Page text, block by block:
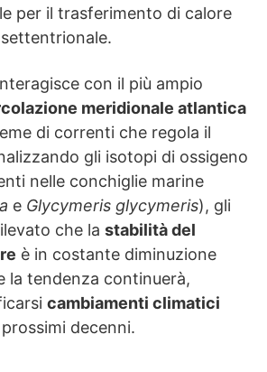
per il trasferimento di calore
con il più ampio
meridionale atlantica
di correnti che regola il
gli isotopi di ossigeno
nelle conchiglie marine
e Glycymeris glycymeris), gli
che la stabilità del
è in costante diminuzione
la tendenza continuerà,
cambiamenti climatici
decenni.